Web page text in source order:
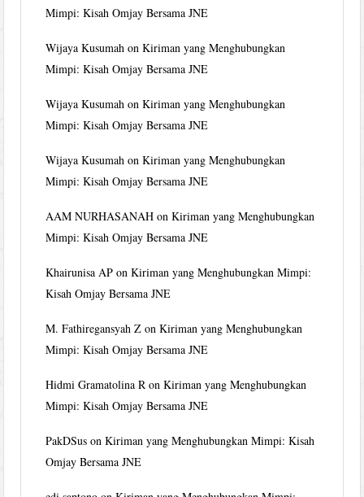
Mimpi: Kisah Omjay Bersama JNE
Wijaya Kusumah onKiriman yang Menghubungkan
Mimpi: Kisah Omjay Bersama JNE
Wijaya Kusumah onKiriman yang Menghubungkan
Mimpi: Kisah Omjay Bersama JNE
Wijaya Kusumah onKiriman yang Menghubungkan
Mimpi: Kisah Omjay Bersama JNE
AAM NURHASANAH onKiriman yang Menghubungkan
Mimpi: Kisah Omjay Bersama JNE
Khairunisa AP onKiriman yang Menghubungkan Mimpi:
Kisah Omjay Bersama JNE
M. Fathiregansyah Z onKiriman yang Menghubungkan
Mimpi: Kisah Omjay Bersama JNE
Hidmi Gramatolina R onKiriman yang Menghubungkan
Mimpi: Kisah Omjay Bersama JNE
PakDSus onKiriman yang Menghubungkan Mimpi: Kisah
Omjay Bersama JNE